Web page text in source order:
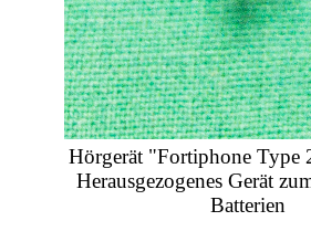
Hörgerät "Fortiphone Type
Herausgezogenes Gerät
Batterien